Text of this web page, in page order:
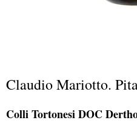
Claudio Mariotto.
Colli Tortonesi DOC